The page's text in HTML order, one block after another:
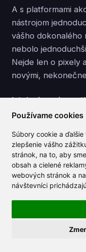
Používame cookies
Súbory cookie a
zlepšenie vášho
stránok, na to, aby
obsah a cielené
webových stránok a
návštevníci
A s platformami
nástrojom
vášho dokonalého
nebolo
Nejde len o pixely
novými,
Láska je
Vytvorte si svoj
Súvisiace